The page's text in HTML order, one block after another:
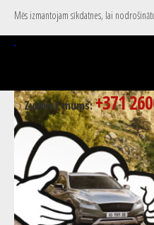
Mēs izmantojam sīkdatnes, lai
Zvaniet mums:+371